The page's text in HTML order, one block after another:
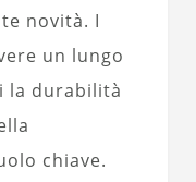
novità. I
un lungo
la durabilità
chiave.